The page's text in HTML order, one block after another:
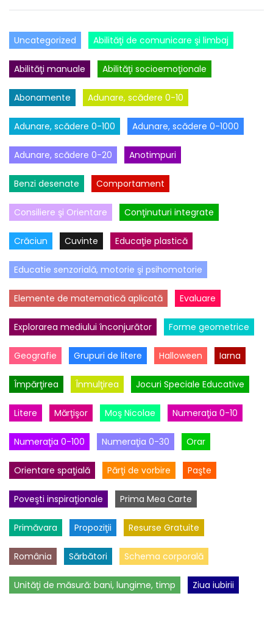
Uncategorized Abilităţi de comunicare şi limbaj
Abilităţi manuale Abilităţi socioemoţionale
Abonamente Adunare, scădere 0-10
Adunare, scădere 0-100 Adunare, scădere 0-1000
Adunare, scădere 0-20 Anotimpuri
Benzi desenate Comportament
Consiliere şi Orientare Conţinuturi integrate
Crăciun Cuvinte Educaţie plastică
Educatie senzorială, motorie şi psihomotorie
Elemente de matematică aplicată Evaluare
Explorarea mediului înconjurător Forme geometrice
Geografie Grupuri de litere Halloween Iarna
Împărţirea Înmulţirea Jocuri Speciale Educative
Litere Mărţişor Moş Nicolae Numeraţia 0-10
Numeraţia 0-100 Numeraţia 0-30 Orar
Orientare spaţială Părţi de vorbire Paşte
Poveşti inspiraţionale Prima Mea Carte
Primăvara Propoziţii Resurse Gratuite
România Sărbători Schema corporală
Unităţi de măsură: bani, lungime, timp Ziua iubirii